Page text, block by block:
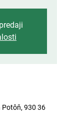
Potôň, 930 36